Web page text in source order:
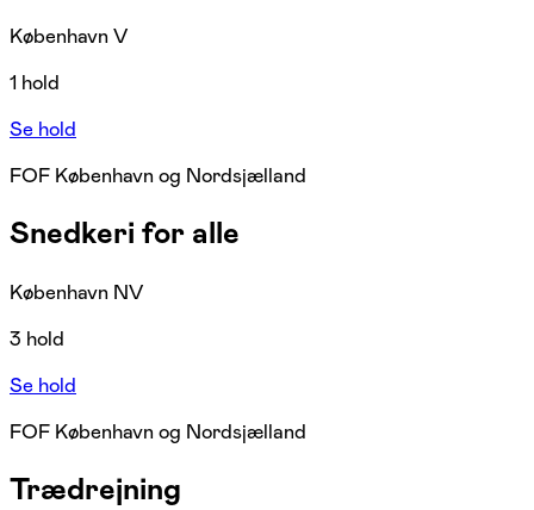
København V
1 hold
Se hold
FOF København og Nordsjælland
Snedkeri for alle
København NV
3 hold
Se hold
FOF København og Nordsjælland
Trædrejning